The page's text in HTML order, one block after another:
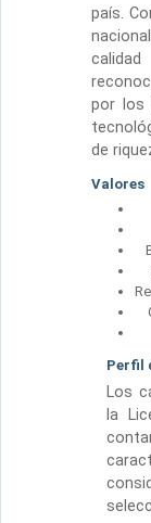
país.
por los
de
Valores
Perfil
Los
la